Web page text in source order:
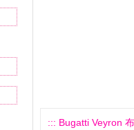
::: Bugatti Veyron